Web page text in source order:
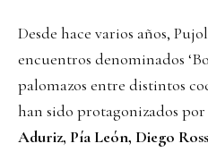
Desde hace varios años,
encuentros denominados
palomazos entre distintos
han sido protagonizados
Aduriz, Pía León, Diego